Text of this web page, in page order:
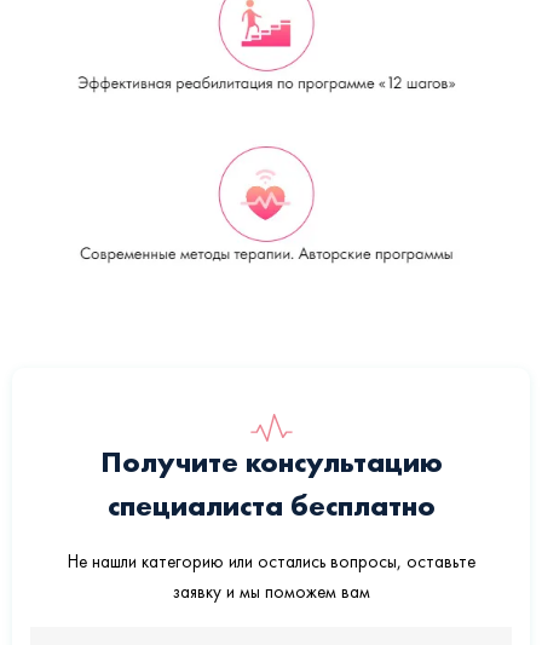
Получите консультацию
специалиста бесплатно
Не нашли категорию или остались вопросы, оставьте
заявку и мы поможем вам